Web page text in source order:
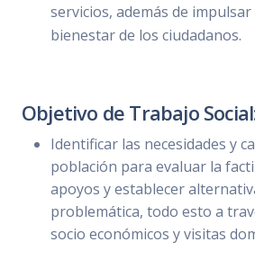
servicios, además de
bienestar de los ciudadanos.
Objetivo de Trabajo
Identificar las necesidades y
población para evaluar la
apoyos y establecer
problemática, todo esto a
socio económicos y visitas